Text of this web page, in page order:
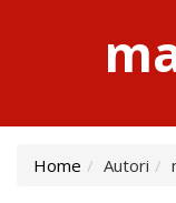
Home Autori